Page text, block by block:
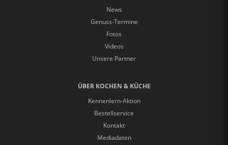
News
Genuss-Termine
Fotos
Videos
Unsere Partner
ÜBER KOCHEN & KÜCHE
Kennenlern-Aktion
Bestellservice
Kontakt
Mediadaten